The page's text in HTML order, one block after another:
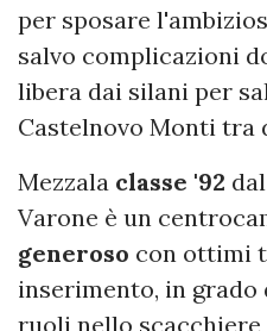
per sposare
salvo complicazioni
libera dai silani per
Castelnovo Monti tra
Mezzala classe '92
Varone è un
generoso con ottimi
inserimento, in
ruoli nello